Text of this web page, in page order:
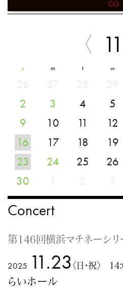
GO
11
s m t w
2
3 4 5
9
10 11 12
16
17 18 19
23
24 25 26
30
Concert
第146回横浜マチネーシリ
2025 11.23 〈日・祝〉
らいホール